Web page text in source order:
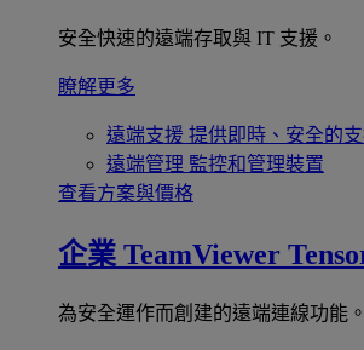
安全快速的遠端存取與 IT 支援。
瞭解更多
遠端支援 提供即時、安全的
遠端管理 監控和管理裝置
查看方案與價格
企業 TeamViewer
為安全運作而創建的遠端連線功能。